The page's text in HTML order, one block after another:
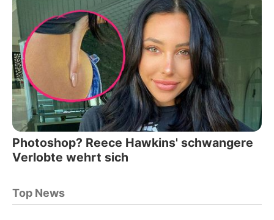
Photoshop? Reece Hawkins' schwangere
Verlobte wehrt sich
Top News